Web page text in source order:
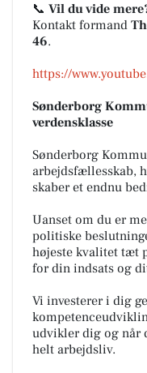
📞 Vil du vide
Kontakt formand
46.
https://
Sønderborg
verdensklasse
Sønderborg
arbejdsfællesskab,
skaber et endnu
Uanset om du er
politiske
højeste kvalitet tæt
for din indsats og
Vi investerer i dig
udvikler dig og når
helt arbejdsliv.